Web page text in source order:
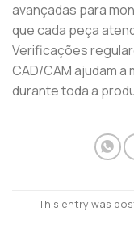
avançadas para
que cada peça
Verificações
CAD/CAM ajudam
durante toda a
This entry was